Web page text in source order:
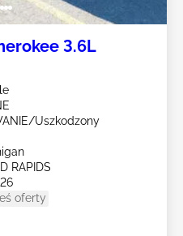
3.6L
Uszkodzony
RAPIDS
oferty